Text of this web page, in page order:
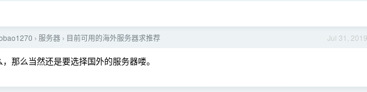
Jul 31, 2019
› 服务器 › 目前可用的海外服务器求推荐
那么当然还是要选择国外的服务器喽。